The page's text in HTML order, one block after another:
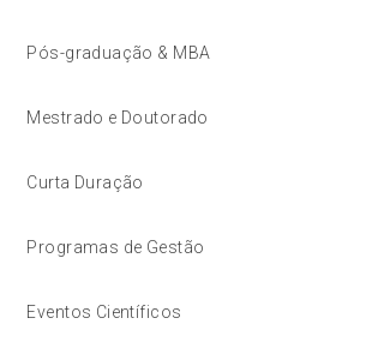
Pós-graduação & MBA
Mestrado e Doutorado
Curta Duração
Programas de Gestão
Eventos Científicos